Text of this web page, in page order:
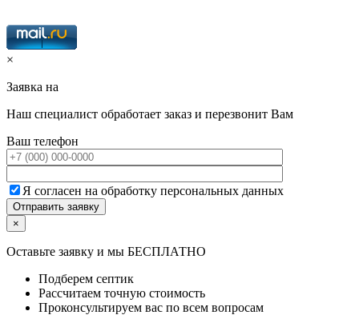
×
Заявка на
Наш специалист обработает заказ и перезвонит Вам
Ваш телефон
Я согласен на обработку персональных данных
×
Оставьте заявку и мы БЕСПЛАТНО
Подберем септик
Рассчитаем точную стоимость
Проконсультируем вас по всем вопросам